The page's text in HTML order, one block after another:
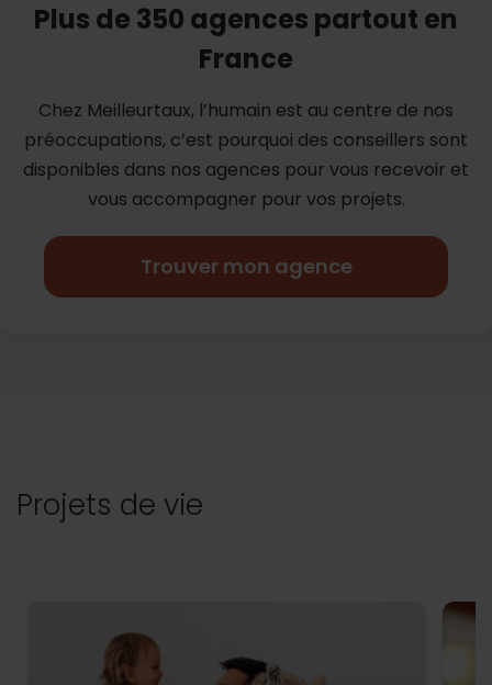
Plus de 350 agences partout en
France
Chez Meilleurtaux, l’humain est au centre de nos
préoccupations, c’est pourquoi des conseillers sont
disponibles dans nos agences pour vous recevoir et
vous accompagner pour vos projets.
Trouver mon agence
Projets de vie